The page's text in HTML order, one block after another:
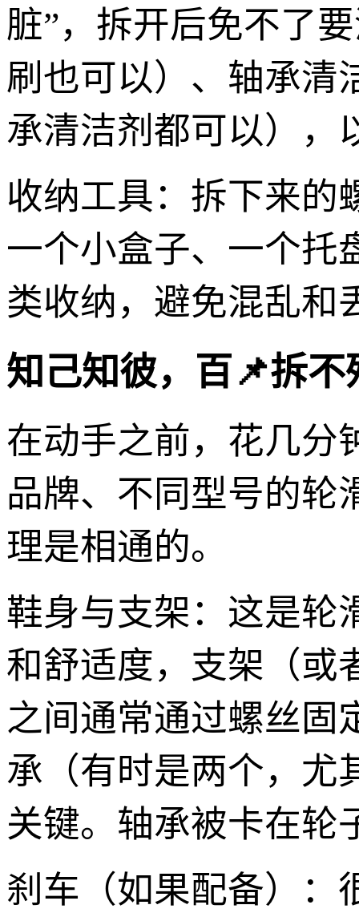
脏”，拆开后免不了
刷也可以）、轴承清
承清洁剂都可以），
收纳工具：拆下来的
一个小盒子、一个托
类收纳，避免混乱和
知己知彼，百📌拆
在动手之前，花几分
品牌、不同型号的轮
理是相通的。
鞋身与支架：这是轮
和舒适度，支架（或
之间通常通过螺丝固
承（有时是两个，尤
关键。轴承被卡在轮
刹车（如果配备）：